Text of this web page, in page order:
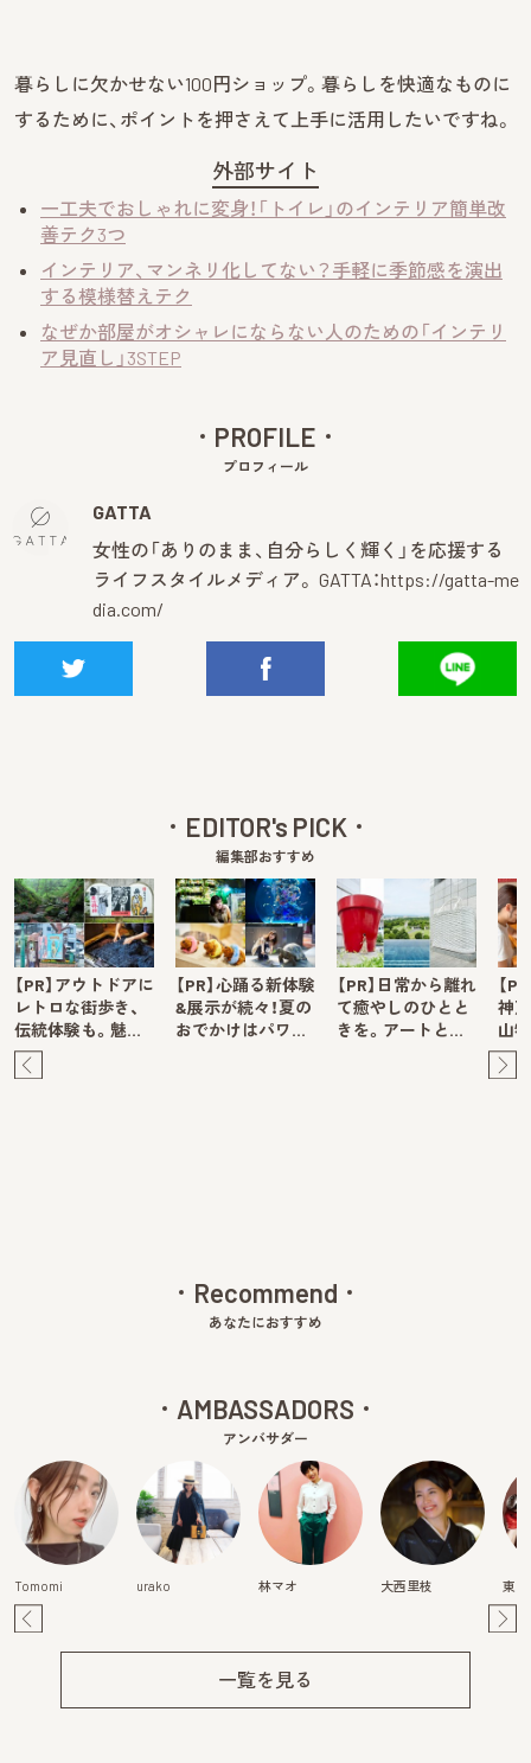
暮らしに欠かせない100円ショップ。暮らしを快適なものに
するために、ポイントを押さえて上手に活用したいですね。
外部サイト
一工夫でおしゃれに変身！「トイレ」のインテリア簡単改
善テク3つ
インテリア、マンネリ化してない？手軽に季節感を演出
する模様替えテク
なぜか部屋がオシャレにならない人のための「インテリ
ア見直し」3STEP
PROFILE
プロフィール
GATTA
女性の「ありのまま、自分らしく輝く」を応援する
ライフスタイルメディア。 GATTA：https://gatta-me
dia.com/
EDITOR's PICK
編集部おすすめ
【PR】アウトドアに
レトロな街歩き、
伝統体験も。魅…
【PR】心踊る新体験
&展示が続々！夏の
おでかけはパワ…
【PR】日常から離れ
て癒やしのひとと
きを。アートと…
【
神
山
Recommend
あなたにおすすめ
AMBASSADORS
アンバサダー
Tomomi urako 林マオ 大西里枝 東真
一覧を見る